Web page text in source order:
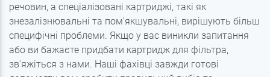
речовин, а спеціалізовані картриджі, такі як
знезалізнювальні та пом'якшувальні, вирішують більш
специфічні проблеми. Якщо у вас виникли запитання
або ви бажаєте придбати картридж для фільтра,
зв'яжіться з нами. Наші фахівці завжди готові